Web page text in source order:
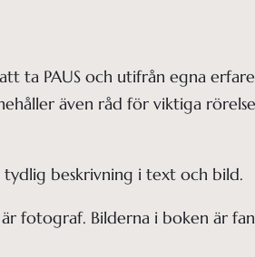
ta PAUS och utifrån egna
även råd för viktiga
tydlig beskrivning i text och bild.
fotograf. Bilderna i boken är